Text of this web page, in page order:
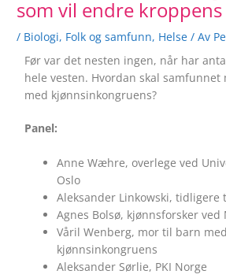
som vil endre
/ Biologi, Folk og samfunn, Helse / Av
Før var det nesten ingen, når har
hele vesten. Hvordan skal samfunnet
med kjønnsinkongruens?
Panel:
Anne Wæhre, overlege ved
Oslo
Aleksander Linkowski, tidligere
Agnes Bolsø, kjønnsforsker ved
Våril Wenberg, mor til barn med
kjønnsinkongruens
Aleksander Sørlie, PKI Norge